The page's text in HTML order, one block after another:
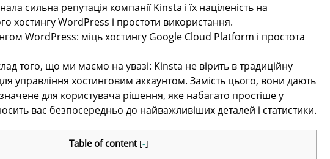
сильна репутація компанії Kinsta і їх націленість на
хостингу WordPress і простоти використання.
WordPress: міць хостингу Google Cloud Platform і простота
того, що ми маємо на увазі: Kinsta не вірить в традиційну
управління хостинговим аккаунтом. Замість цього, вони дають
для користувача рішення, яке набагато простіше у
вас безпосередньо до найважливіших деталей і статистики.
Table of content [-]